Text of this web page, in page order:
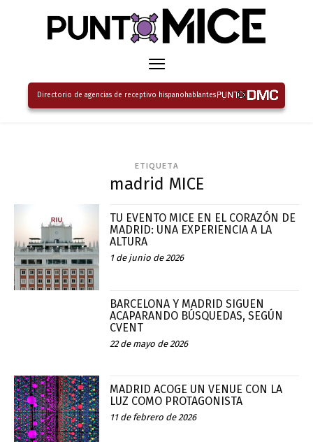
Directorio de agencias de receptivo hispanohablantes
ETIQUETA
madrid MICE
TU EVENTO MICE EN EL CORAZÓN DE
MADRID: UNA EXPERIENCIA A LA
ALTURA
1 de junio de 2026
BARCELONA Y MADRID SIGUEN
ACAPARANDO BÚSQUEDAS, SEGÚN
CVENT
22 de mayo de 2026
MADRID ACOGE UN VENUE CON LA
LUZ COMO PROTAGONISTA
11 de febrero de 2026